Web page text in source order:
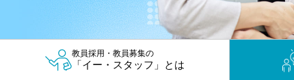
養護教諭
講師（免許不問
教員採用・教員募集の
「イー・スタッフ」とは